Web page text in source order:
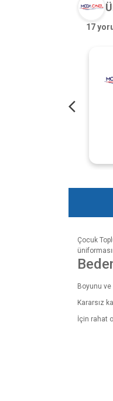
17
Çocuk
Boyunu
Kararsız
İçin rahat